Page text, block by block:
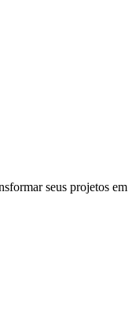
seus projetos em